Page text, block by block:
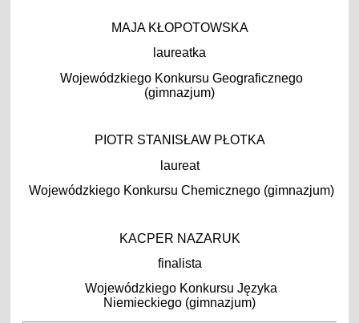
MAJA KŁOPOTOWSKA
laureatka
Wojewódzkiego Konkursu Geograficznego
(gimnazjum)
PIOTR STANISŁAW PŁOTKA
laureat
Wojewódzkiego Konkursu Chemicznego (gimnazjum)
KACPER NAZARUK
finalista
Wojewódzkiego Konkursu Języka
Niemieckiego (gimnazjum)